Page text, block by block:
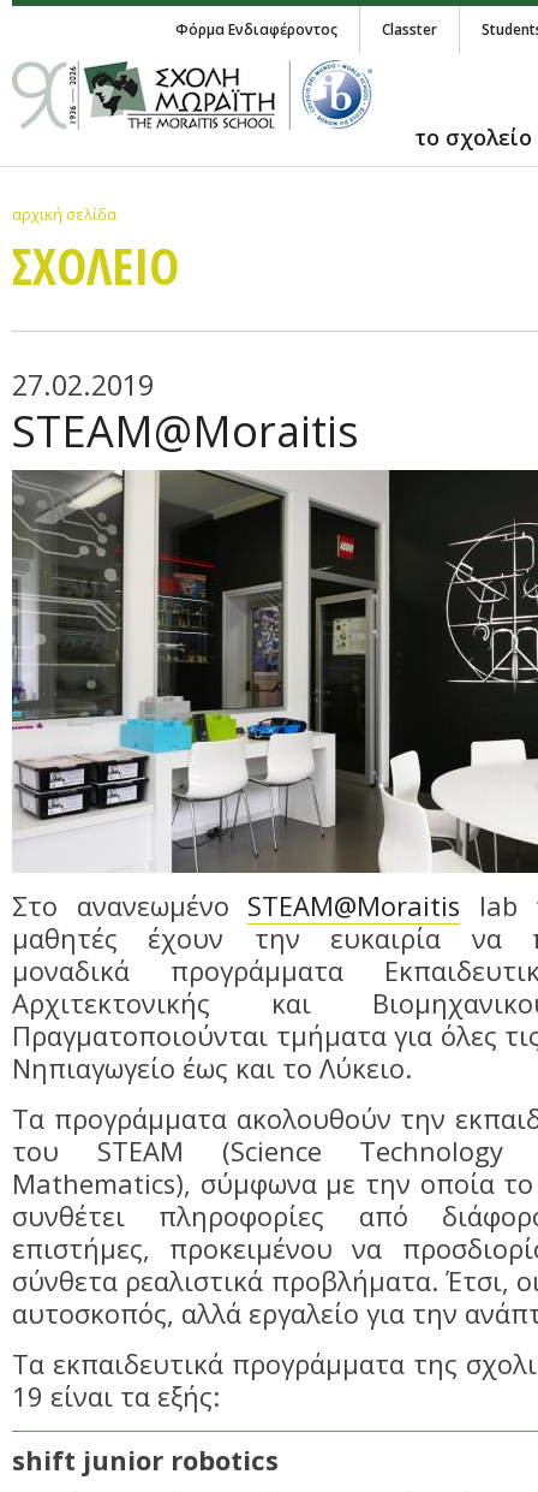
Φόρμα Ενδιαφέροντος Classter
το σχολείο
αρχική σελίδα
ΣΧΟΛΕΙΟ
27.02.2019
STEAM@Moraitis
Στο ανανεωμένο STEAM@Moraitis lab
μαθητές έχουν την ευκαιρία να
μοναδικά προγράμματα
Αρχιτεκτονικής και
Πραγματοποιούνται τμήματα για όλες
Νηπιαγωγείο έως και το Λύκειο.
Τα προγράμματα ακολουθούν την
του STEAM (Science
Mathematics), σύμφωνα με την οποία το
συνθέτει πληροφορίες από
επιστήμες, προκειμένου να
σύνθετα ρεαλιστικά προβλήματα. Έτσι,
αυτοσκοπός, αλλά εργαλείο για την
Τα εκπαιδευτικά προγράμματα της
19 είναι τα εξής:
shift junior robotics